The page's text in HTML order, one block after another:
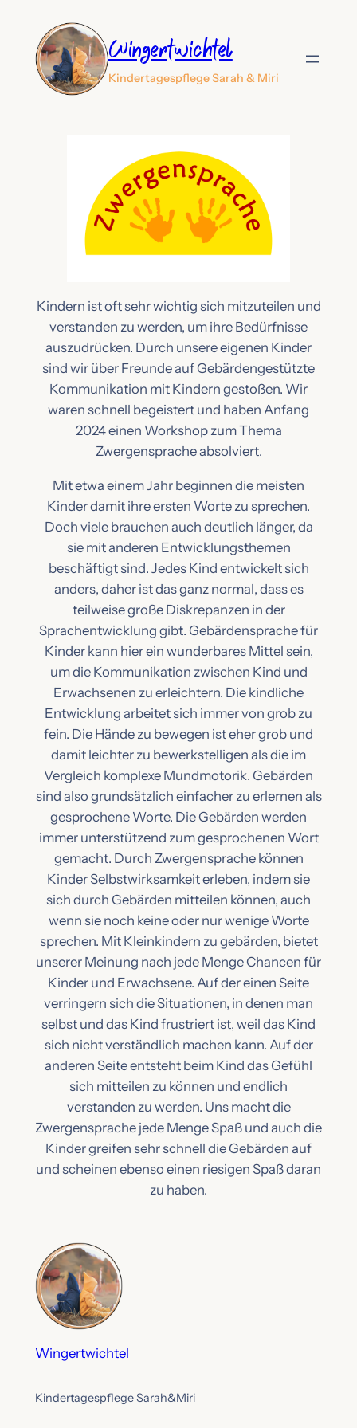
springen
Wingertwichtel
Kindertagespflege Sarah & Miri
Kindern ist oft sehr wichtig sich mitzuteilen und
verstanden zu werden, um ihre Bedürfnisse
auszudrücken. Durch unsere eigenen Kinder
sind wir über Freunde auf Gebärdengestützte
Kommunikation mit Kindern gestoßen. Wir
waren schnell begeistert und haben Anfang
2024 einen Workshop zum Thema
Zwergensprache absolviert.
Mit etwa einem Jahr beginnen die meisten
Kinder damit ihre ersten Worte zu sprechen.
Doch viele brauchen auch deutlich länger, da
sie mit anderen Entwicklungsthemen
beschäftigt sind. Jedes Kind entwickelt sich
anders, daher ist das ganz normal, dass es
teilweise große Diskrepanzen in der
Sprachentwicklung gibt. Gebärdensprache für
Kinder kann hier ein wunderbares Mittel sein,
um die Kommunikation zwischen Kind und
Erwachsenen zu erleichtern. Die kindliche
Entwicklung arbeitet sich immer von grob zu
fein. Die Hände zu bewegen ist eher grob und
damit leichter zu bewerkstelligen als die im
Vergleich komplexe Mundmotorik. Gebärden
sind also grundsätzlich einfacher zu erlernen als
gesprochene Worte. Die Gebärden werden
immer unterstützend zum gesprochenen Wort
gemacht. Durch Zwergensprache können
Kinder Selbstwirksamkeit erleben, indem sie
sich durch Gebärden mitteilen können, auch
wenn sie noch keine oder nur wenige Worte
sprechen. Mit Kleinkindern zu gebärden, bietet
unserer Meinung nach jede Menge Chancen für
Kinder und Erwachsene. Auf der einen Seite
verringern sich die Situationen, in denen man
selbst und das Kind frustriert ist, weil das Kind
sich nicht verständlich machen kann. Auf der
anderen Seite entsteht beim Kind das Gefühl
sich mitteilen zu können und endlich
verstanden zu werden. Uns macht die
Zwergensprache jede Menge Spaß und auch die
Kinder greifen sehr schnell die Gebärden auf
und scheinen ebenso einen riesigen Spaß daran
zu haben.
Wingertwichtel
Kindertagespflege Sarah&Miri